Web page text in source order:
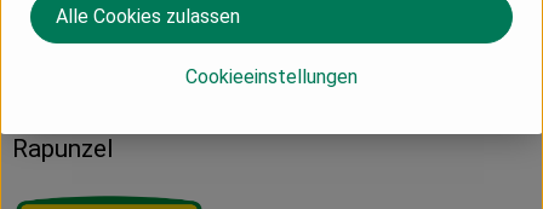
Herkunft
Rapunzel
Cookieeinstellungen
Alle Cookies zulassen